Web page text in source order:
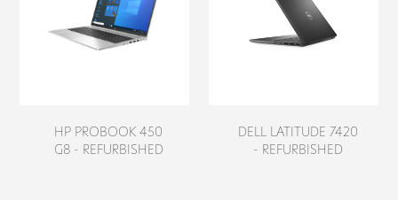
420,00
HP PROBOOK 450
G8 - REFURBISHED
400,00
DELL LATITUDE 7420
- REFURBISHED